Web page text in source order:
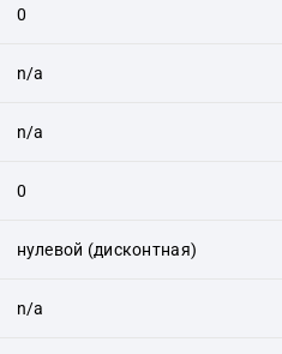
0
n/a
n/a
0
нулевой (дисконтная)
n/a